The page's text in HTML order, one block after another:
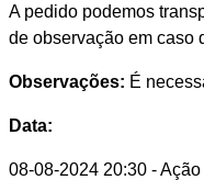
A pedido podemos
de observação em caso
Observações: É
Data:
08-08-2024 20:30 -